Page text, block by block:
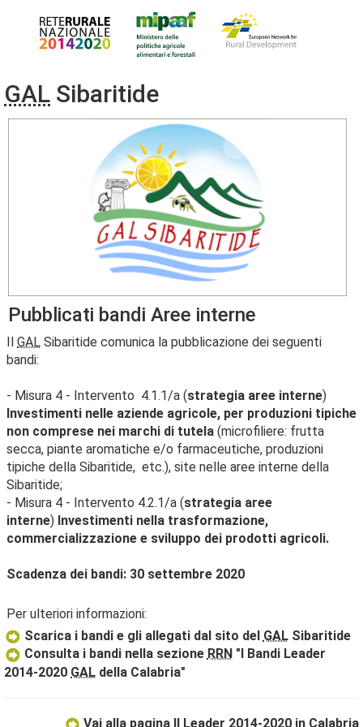
GAL Sibaritide
Pubblicati bandi Aree interne
Il GAL Sibaritide comunica la pubblicazione dei seguenti
bandi:
- Misura 4 - Intervento 4.1.1/a (strategia aree interne)
Investimenti nelle aziende agricole, per produzioni tipiche
non comprese nei marchi di tutela (microfiliere: frutta
secca, piante aromatiche e/o farmaceutiche, produzioni
tipiche della Sibaritide, etc.), site nelle aree interne della
Sibaritide;
- Misura 4 - Intervento 4.2.1/a (strategia aree
interne) Investimenti nella trasformazione,
commercializzazione e sviluppo dei prodotti agricoli.
Scadenza dei bandi: 30 settembre 2020
Per ulteriori informazioni:
Scarica i bandi e gli allegati dal sito del GALSibaritide
Consulta i bandi nella sezione RRN"I Bandi Leader
2014-2020 GAL della Calabria"
Vai alla pagina Il Leader 2014-2020 in Calabria